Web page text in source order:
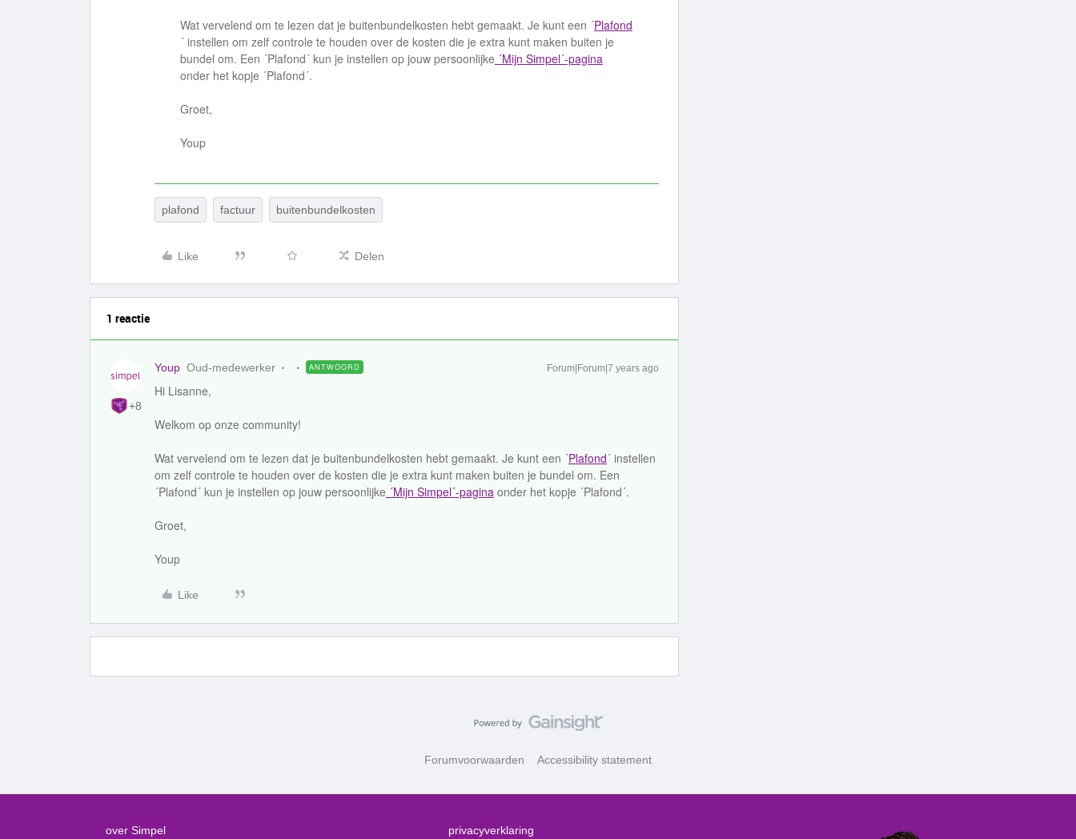
Wat vervelend om te lezen dat je buitenbundelkosten hebt gemaakt. Je kunt een ´Plafond
´ instellen om zelf controle te houden over de kosten die je extra kunt maken buiten je
bundel om. Een ´Plafond´ kun je instellen op jouw persoonlijke ´Mijn Simpel´-pagina
onder het kopje ´Plafond´.
Groet,
Youp
plafond factuur buitenbundelkosten
Like Delen
1 reactie
+8
Youp Oud-medewerker ANTWOORD Forum|Forum|7 years ago
Hi Lisanne,
Welkom op onze community!
Wat vervelend om te lezen dat je buitenbundelkosten hebt gemaakt. Je kunt een ´Plafond´ instellen
om zelf controle te houden over de kosten die je extra kunt maken buiten je bundel om. Een
´Plafond´ kun je instellen op jouw persoonlijke ´Mijn Simpel´-pagina onder het kopje ´Plafond´.
Groet,
Youp
Like
Forumvoorwaarden Accessibility statement
over Simpel privacyverklaring